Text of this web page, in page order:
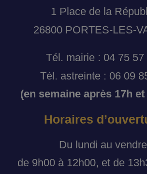
1 Place de la
26800 PORTES-LES-
Tél. mairie : 04 75 57
Tél. astreinte : 06 09
(en semaine après 17h
Horaires
Du lundi au
de 9h00 à 12h00, et de